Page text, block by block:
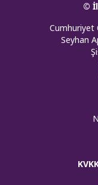
©
Cumhuriyet
Seyhan